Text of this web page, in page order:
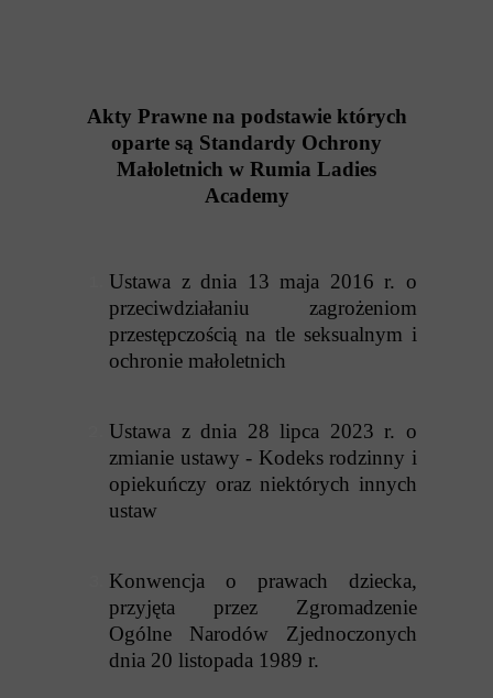
Akty Prawne na podstawie których
oparte są Standardy Ochrony
Małoletnich w Rumia Ladies
Academy
Ustawa z dnia 13 maja 2016 r. o
przeciwdziałaniu zagrożeniom
przestępczością na tle seksualnym i
ochronie małoletnich
Ustawa z dnia 28 lipca 2023 r. o
zmianie ustawy - Kodeks rodzinny i
opiekuńczy oraz niektórych innych
ustaw
Konwencja o prawach dziecka,
przyjęta przez Zgromadzenie
Ogólne Narodów Zjednoczonych
dnia 20 listopada 1989 r.